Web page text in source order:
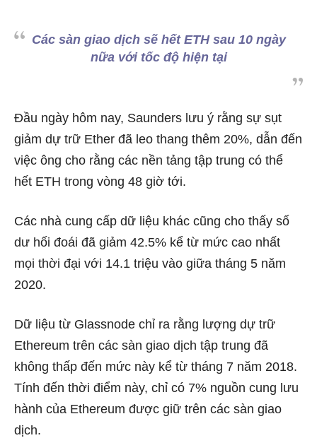
Các sàn giao dịch sẽ hết ETH sau 10 ngày
nữa với tốc độ hiện tại
Đầu ngày hôm nay, Saunders lưu ý rằng sự sụt
giảm dự trữ Ether đã leo thang thêm 20%, dẫn đến
việc ông cho rằng các nền tảng tập trung có thể
hết ETH trong vòng 48 giờ tới.
Các nhà cung cấp dữ liệu khác cũng cho thấy số
dư hối đoái đã giảm 42.5% kể từ mức cao nhất
mọi thời đại với 14.1 triệu vào giữa tháng 5 năm
2020.
Dữ liệu từ Glassnode chỉ ra rằng lượng dự trữ
Ethereum trên các sàn giao dịch tập trung đã
không thấp đến mức này kể từ tháng 7 năm 2018.
Tính đến thời điểm này, chỉ có 7% nguồn cung lưu
hành của Ethereum được giữ trên các sàn giao
dịch.